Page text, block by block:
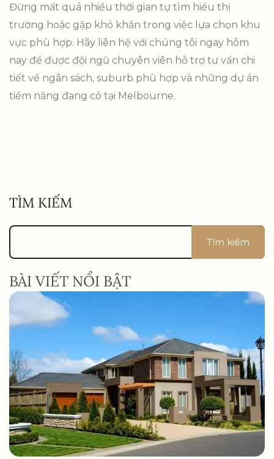
Đừng mất quá nhiều thời gian tự tìm hiểu thị
trường hoặc gặp khó khăn trong việc lựa chọn khu
vực phù hợp. Hãy liên hệ với chúng tôi ngay hôm
nay để được đội ngũ chuyên viên hỗ trợ tư vấn chi
tiết về ngân sách, suburb phù hợp và những dự án
tiềm năng đang có tại Melbourne.
TÌM KIẾM
Tìm kiếm
BÀI VIẾT NỔI BẬT